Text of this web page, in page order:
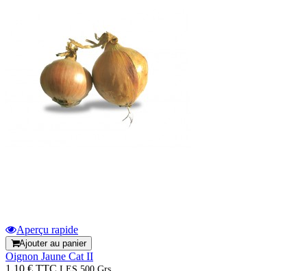
Aperçu rapide
Ajouter au panier
Oignon Jaune Cat II
1,10 € TTC